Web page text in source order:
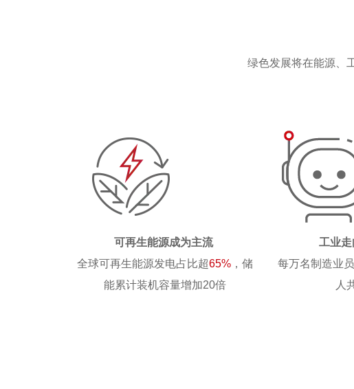
绿色发展将在能源、
可再生能源成为主流
全球可再生能源发电占比超65% ，储
能累计装机容量增加20倍
工业
每万名制造业
人